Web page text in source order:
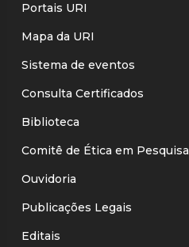
Portais URI
Mapa da URI
Sistema de eventos
Consulta Certificados
Biblioteca
Comitê de Ética em Pesquisa
Ouvidoria
Publicações Legais
Editais